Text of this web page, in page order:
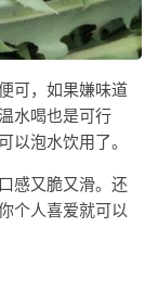
可，如果嫌味道
水喝也是可行
以泡水饮用了。
感又脆又滑。还
个人喜爱就可以